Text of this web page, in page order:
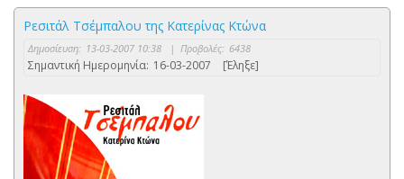
Ρεσιτάλ Τσέμπαλου της Κατερίνας Κτώνα
Δημοσίευση: 13-03-2007 10:38 | Προβολές: 6438
Σημαντική Ημερομηνία: 16-03-2007 [Έληξε]